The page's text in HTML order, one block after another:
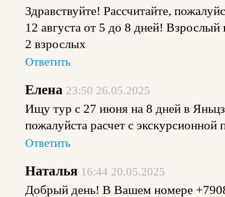
Здравствуйте! Рассчитайте,
12 августа от 5 до 8 дней! Взрослый
2 взрослых
Ответить
Елена 23:50 26.05.2025
Ищу тур с 27 июня на 8 дней в
пожалуйста расчет с экскурсионной
Ответить
Наталья 16:44 20.05.2025
Добрый день! В Вашем номере